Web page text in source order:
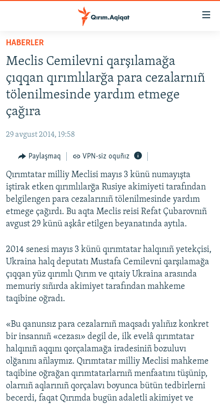
Esas
qaytmaq
Baş
navigatsiyağa
qaytmaq
Qıdıruvğa
HABERLER
İQTİSADİYAT
CEMİYET
İNSAN AQLARI
VİDEO
SÜRET
BLOGLAR
FİKİR
Українською
QOŞULIÑIZ!
RFE/RS bütün saytları
HABERLER
Meclis Cemilevni qarşılamağa
çıqqan qırımlılarğa para cezalarnıñ
tölenilmesinde yardım etmege
çağıra
29 avgust 2014, 19:58
Paylaşmaq VPN-siz oquñız
Qırımtatar milliy Meclisi mayıs 3 künü numayışta
iştirak etken qırımlılarğa Rusiye akimiyeti tarafından
belgilengen para cezalarınıñ tölenilmesinde yardım
etmege çağırdı. Bu aqta Meclis reisi Refat Çubarovnıñ
avgust 29 künü aşkâr etilgen beyanatında aytıla.
2014 senesi mayıs 3 künü qırımtatar halqınıñ yetekçisi,
Ukraina halq deputatı Mustafa Cemilevni qarşılamağa
çıqqan yüz qırımlı Qırım ve qıtaiy Ukraina arasında
memuriy sıñırda akimiyet tarafından mahkeme
taqibine oğradı.
«Bu qanunsız para cezalarnıñ maqsadı yalıñız konkret
bir insannıñ «cezası» degil de, ilk evelâ qırımtatar
halqınıñ aqqını qorçalamağa iradesiniñ bozuluvı
olğanını añlaymız. Qırımtatar milliy Meclisi mahkeme
taqibine oğrağan qırımtatarlarnıñ menfaatını tüşünip,
olarnıñ aqlarınıñ qorçalavı boyunca bütün tedbirlerni
becerdi, faqat Qırımda bugün adaletli akimiyet ve